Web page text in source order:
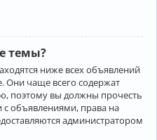
темы?
ниже всех объявлений
Они чаще всего содержат
поэтому вы должны прочесть
с объявлениями, права на
администратором